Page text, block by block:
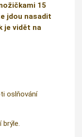
15
jdou nasadit
je vidět na
oslňování
brýle.